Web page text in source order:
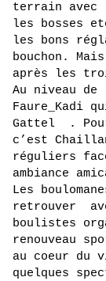
terrain avec
les bosses
les bons
bouchon.
après les
Au niveau
Faure_Kadi
Gattel  .
c’est
réguliers
ambiance
Les
retrouver
boulistes
renouveau
au coeur du
quelques